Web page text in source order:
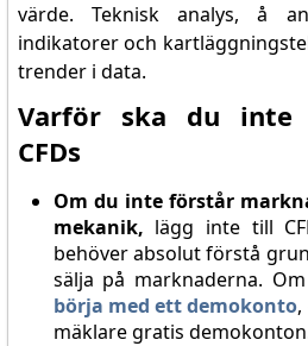
värde. Teknisk analys, å
indikatorer och
trender i data.
Varför ska du inte
CFDs
Om du inte förstår
mekanik, lägg inte till
behöver absolut förstå
sälja på marknaderna.
börja med ett demokonto
mäklare gratis